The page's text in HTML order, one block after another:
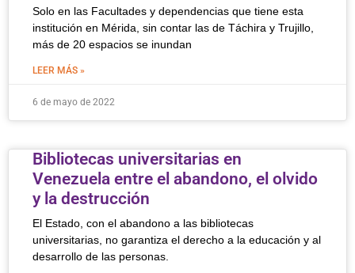
Solo en las Facultades y dependencias que tiene esta
institución en Mérida, sin contar las de Táchira y Trujillo,
más de 20 espacios se inundan
LEER MÁS »
6 de mayo de 2022
Bibliotecas universitarias en
Venezuela entre el abandono, el olvido
y la destrucción
El Estado, con el abandono a las bibliotecas
universitarias, no garantiza el derecho a la educación y al
desarrollo de las personas.